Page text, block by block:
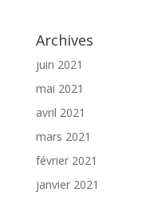
Archives
juin 2021
mai 2021
avril 2021
mars 2021
février 2021
janvier 2021